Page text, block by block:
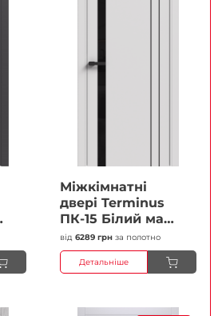
Міжкімнатні
двері Terminus
ПК-15 Білий мат
(Термінус) Чорне
скло Плівка
від 6289 грн за полотно
Детальніше